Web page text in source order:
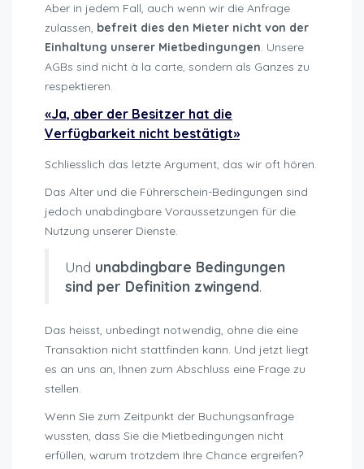
Aber in jedem Fall, auch wenn wir die Anfrage
zulassen, befreit dies den Mieter nicht von der
Einhaltung unserer Mietbedingungen. Unsere
AGBs sind nicht à la carte, sondern als Ganzes zu
respektieren.
«Ja, aber der Besitzer hat die
Verfügbarkeit nicht bestätigt»
Schliesslich das letzte Argument, das wir oft hören.
Das Alter und die Führerschein-Bedingungen sind
jedoch unabdingbare Voraussetzungen für die
Nutzung unserer Dienste.
Und unabdingbare Bedingungen
sind per Definition zwingend.
Das heisst, unbedingt notwendig, ohne die eine
Transaktion nicht stattfinden kann. Und jetzt liegt
es an uns an, Ihnen zum Abschluss eine Frage zu
stellen.
Wenn Sie zum Zeitpunkt der Buchungsanfrage
wussten, dass Sie die Mietbedingungen nicht
erfüllen, warum trotzdem Ihre Chance ergreifen?